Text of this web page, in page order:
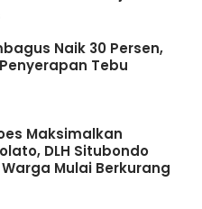
Naik 30 Persen,
Tebu
Maksimalkan
DLH Situbondo
Mulai Berkurang